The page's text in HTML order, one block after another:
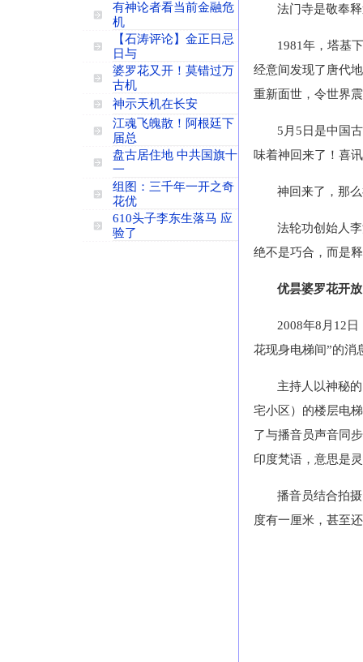
有神论者看当前金融危
机
【石涛评论】金正日忌
日与
婆罗花又开！莫错过万
古机
神示天机在长安
江魂飞魄散！阿根廷下
届总
盘古居住地 中共国旗十
一
组图：三千年一开之奇
花优
610头子李东生落马 应
验了
法门寺是敬奉
1981年，塔基
经意间发现了唐代
重新面世，令世界
5月5日是中国
味着神回来了！喜
神回来了，那
法轮功创始人
绝不是巧合，而是
优昙婆罗花开
2008年8月12
花现身电梯间”的消
主持人以神秘
宅小区）的楼层电
了与播音员声音同
印度梵语，意思是
播音员结合拍
度有一厘米，甚至